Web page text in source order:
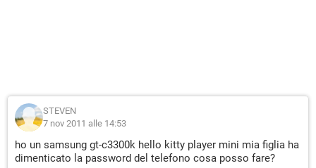
STEVEN
7 nov 2011 alle 14:53
ho un samsung gt-c3300k hello kitty player mini mia figlia ha
dimenticato la password del telefono cosa posso fare?